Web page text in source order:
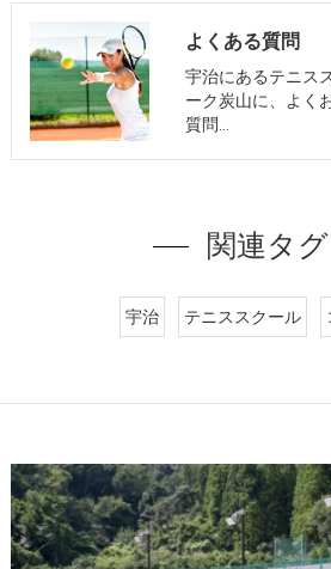
よくある質問
宇治にあるテニス
ーク炭山に、よく
質問…
関連タグ
宇治 テニススクール